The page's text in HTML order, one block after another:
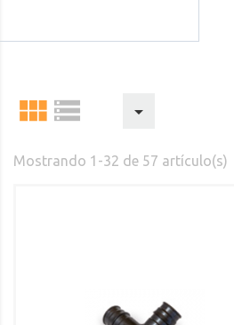
  
Mostrando 1-32 de 57 artículo(s)